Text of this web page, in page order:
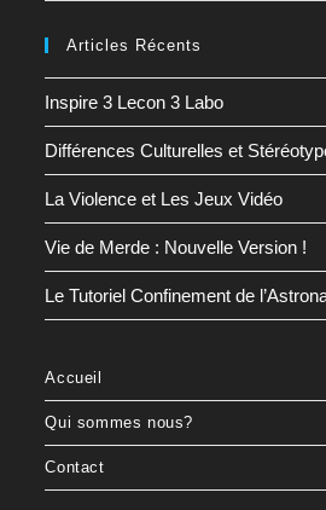
Articles Récents
Inspire 3 Lecon 3 Labo
Différences Culturelles et
La Violence et Les Jeux Vidéo
Vie de Merde : Nouvelle Version !
Le Tutoriel Confinement de
Accueil
Qui sommes nous?
Contact